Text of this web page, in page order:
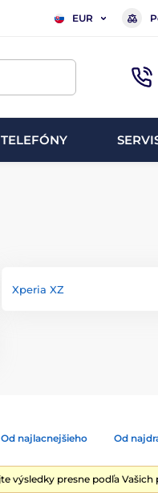
EUR
Xperia XZ
Od najlacnejšieho Od
výsledky presne podľa Vašich